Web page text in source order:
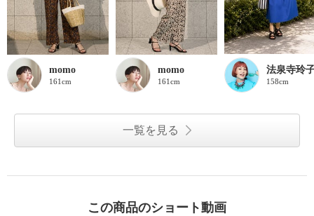
momo
161cm
momo
161cm
法泉寺玲
158cm
一覧を見る
この商品のショート動画